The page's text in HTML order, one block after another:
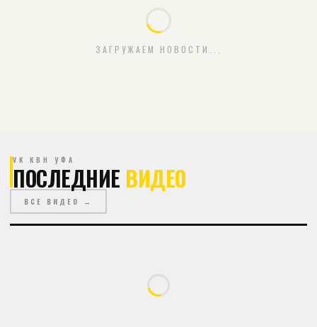
ЗАГРУЖАЕМ НОВОСТИ...
VK КВН УФА
ПОСЛЕДНИЕ ВИДЕО
ВСЕ ВИДЕО →